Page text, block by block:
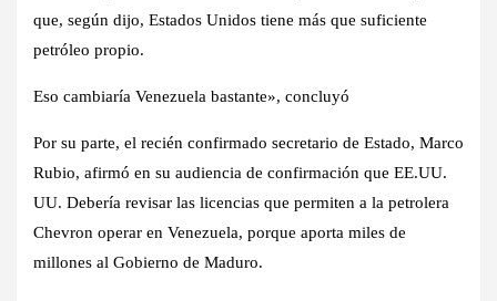
que, según dijo, Estados Unidos tiene más que suficiente
petróleo propio.
Eso cambiaría Venezuela bastante», concluyó
Por su parte, el recién confirmado secretario de Estado, Marco
Rubio, afirmó en su audiencia de confirmación que EE.UU.
UU. Debería revisar las licencias que permiten a la petrolera
Chevron operar en Venezuela, porque aporta miles de
millones al Gobierno de Maduro.